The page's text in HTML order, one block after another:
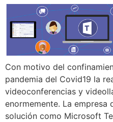
Con motivo del
pandemia del Covid19 la
videoconferencias y
enormemente. La empresa
solución como Microsoft